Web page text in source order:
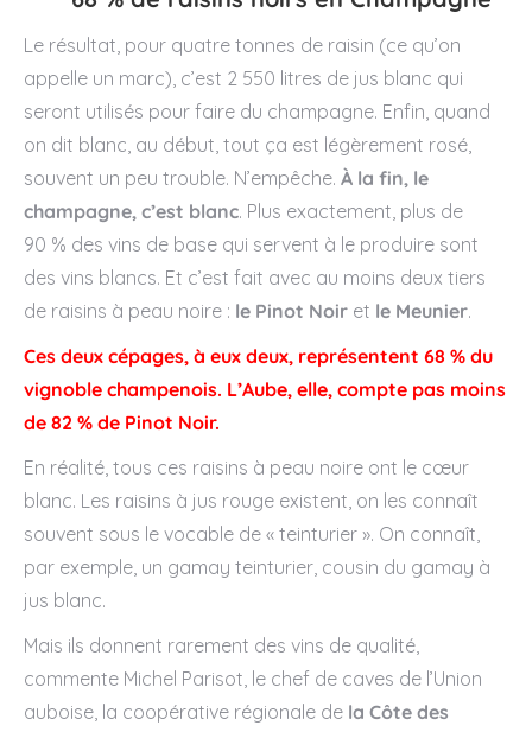
Le résultat, pour quatre tonnes de raisin (ce qu’on
appelle un marc), c’est 2 550 litres de jus blanc qui
seront utilisés pour faire du champagne. Enfin, quand
on dit blanc, au début, tout ça est légèrement rosé,
souvent un peu trouble. N’empêche. À la fin, le
champagne, c’est blanc. Plus exactement, plus de
90 % des vins de base qui servent à le produire sont
des vins blancs. Et c’est fait avec au moins deux tiers
de raisins à peau noire : le Pinot Noir et le Meunier.
Ces deux cépages, à eux deux, représentent 68 % du
vignoble champenois. L’Aube, elle, compte pas moins
de 82 % de Pinot Noir.
En réalité, tous ces raisins à peau noire ont le cœur
blanc. Les raisins à jus rouge existent, on les connaît
souvent sous le vocable de « teinturier ». On connaît,
par exemple, un gamay teinturier, cousin du gamay à
jus blanc.
Mais ils donnent rarement des vins de qualité,
commente Michel Parisot, le chef de caves de l’Union
auboise, la coopérative régionale de la Côte des